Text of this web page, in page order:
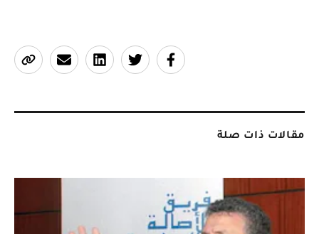
مقالات ذات صلة